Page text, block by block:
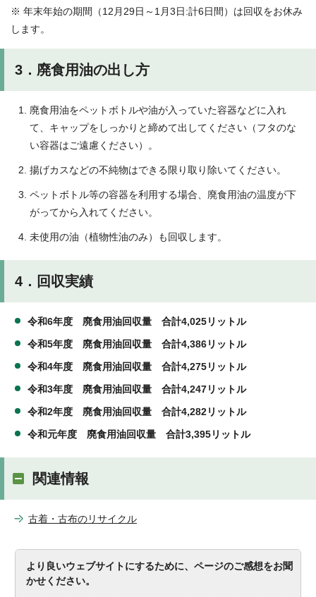
※ 年末年始の期間（12月29日～1月3日:計6日間）は回収をお休み
します。
3．廃食用油の出し方
廃食用油をペットボトルや油が入っていた容器などに入れ
て、キャップをしっかりと締めて出してください（フタのな
い容器はご遠慮ください）。
揚げカスなどの不純物はできる限り取り除いてください。
ペットボトル等の容器を利用する場合、廃食用油の温度が下
がってから入れてください。
未使用の油（植物性油のみ）も回収します。
4．回収実績
令和6年度 廃食用油回収量 合計4,025リットル
令和5年度 廃食用油回収量 合計4,386リットル
令和4年度 廃食用油回収量 合計4,275リットル
令和3年度 廃食用油回収量 合計4,247リットル
令和2年度 廃食用油回収量 合計4,282リットル
令和元年度 廃食用油回収量 合計3,395リットル
関連情報
古着・古布のリサイクル
より良いウェブサイトにするために、ページのご感想をお聞
かせください。